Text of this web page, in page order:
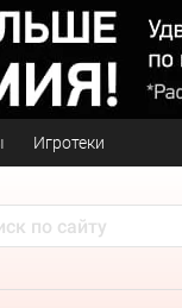
Игротеки